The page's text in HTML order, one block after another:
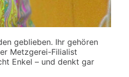
geblieben. Ihr gehören
Metzgerei-Filialist
Enkel – und denkt gar